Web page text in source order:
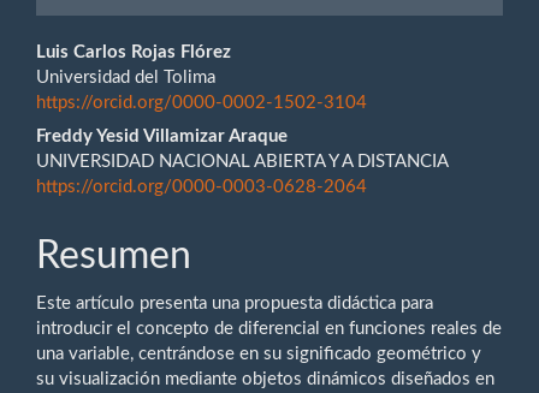
Contenido
principal
del
artículo
Luis Carlos Rojas Flórez
Universidad del Tolima
https://orcid.org/0000-0002-1502-3104
Freddy Yesid Villamizar Araque
UNIVERSIDAD NACIONAL ABIERTA Y A DISTANCIA
https://orcid.org/0000-0003-0628-2064
Resumen
Este artículo presenta una propuesta didáctica para
introducir el concepto de diferencial en funciones reales de
una variable, centrándose en su significado geométrico y
su visualización mediante objetos dinámicos diseñados en